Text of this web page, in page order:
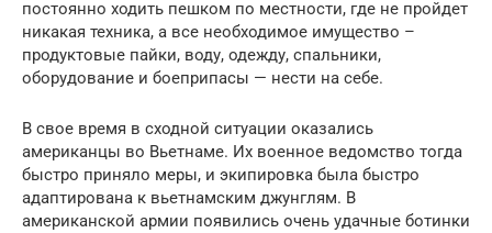
постоянно ходить пешком по местности, где не пройдет
никакая техника, а все необходимое имущество –
продуктовые пайки, воду, одежду, спальники,
оборудование и боеприпасы — нести на себе.
В свое время в сходной ситуации оказались
американцы во Вьетнаме. Их военное ведомство тогда
быстро приняло меры, и экипировка была быстро
адаптирована к вьетнамским джунглям. В
американской армии появились очень удачные ботинки